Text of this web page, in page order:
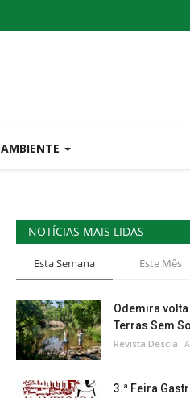
AMBIENTE
NOTÍCIAS MAIS LIDAS
Esta Semana Este Mês
Odemira volta
Terras Sem
Revista Descla
3.ª Feira